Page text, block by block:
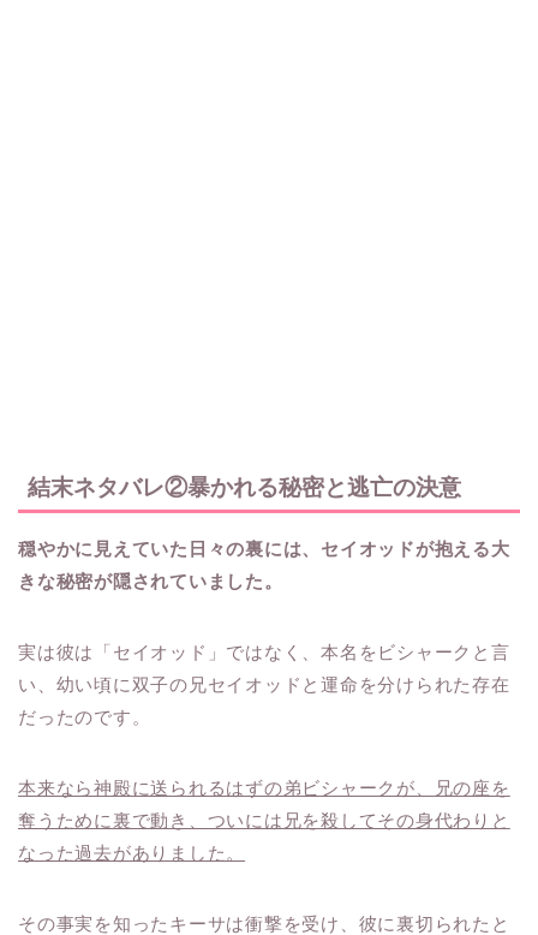
結末ネタバレ②暴かれる秘密と逃亡の決意
穏やかに見えていた日々の裏には、セイオッドが抱える大
きな秘密が隠されていました。
実は彼は「セイオッド」ではなく、本名をビシャークと言
い、幼い頃に双子の兄セイオッドと運命を分けられた存在
だったのです。
本来なら神殿に送られるはずの弟ビシャークが、兄の座を
奪うために裏で動き、ついには兄を殺してその身代わりと
なった過去がありました。
その事実を知ったキーサは衝撃を受け、彼に裏切られたと